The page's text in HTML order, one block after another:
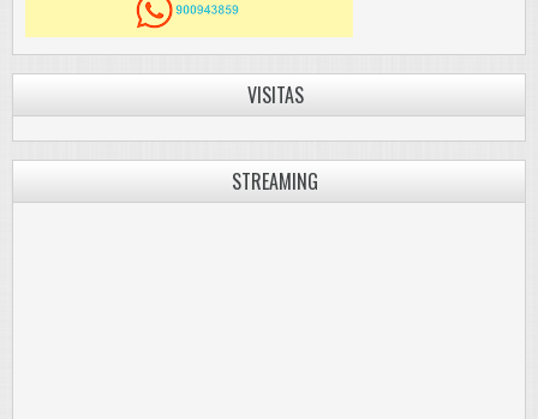
VISITAS
STREAMING